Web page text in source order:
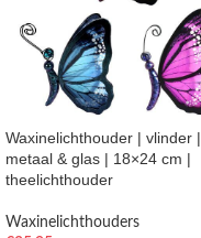
Waxinelichthouder | vlinder |
metaal & glas | 18×24 cm |
theelichthouder
Waxinelichthouders